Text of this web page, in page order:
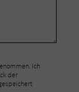
Ich
der